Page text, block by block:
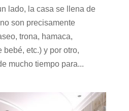
lado, la casa se llena de
son precisamente
trona, hamaca,
etc.) y por otro,
mucho tiempo para...